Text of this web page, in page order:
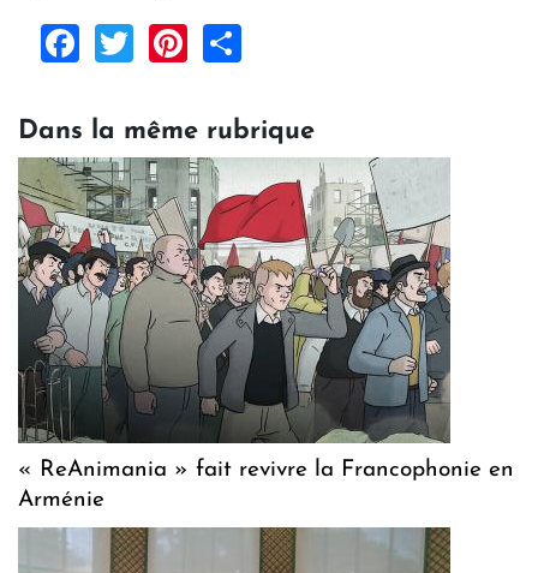
Facebook
TwitterPinterest
Dans la même rubrique
« ReAnimania » fait revivre la Francophonie en
Arménie